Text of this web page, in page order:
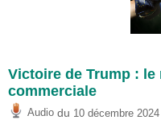
Victoire de Trump :
commerciale
Audio du 10 décembre 2024